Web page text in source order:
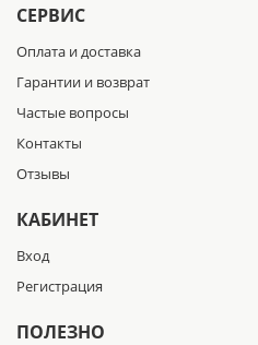
СЕРВИС
Оплата и доставка
Гарантии и возврат
Частые вопросы
Контакты
Отзывы
КАБИНЕТ
Вход
Регистрация
ПОЛЕЗНО